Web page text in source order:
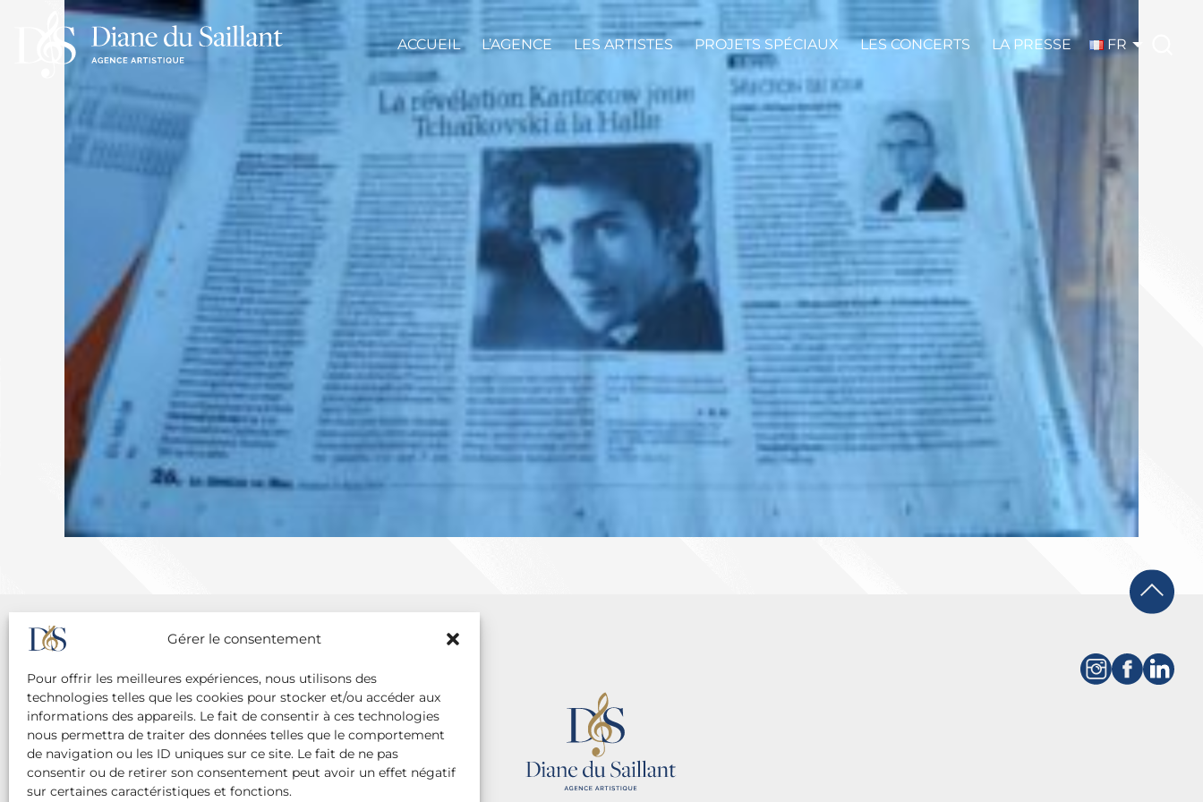
Gérer le consentement
Pour offrir les meilleures expériences, nous utilisons des
technologies telles que les cookies pour stocker et/ou accéder aux
informations des appareils. Le fait de consentir à ces technologies
nous permettra de traiter des données telles que le comportement
de navigation ou les ID uniques sur ce site. Le fait de ne pas
consentir ou de retirer son consentement peut avoir un effet négatif
sur certaines caractéristiques et fonctions.
ACCUEIL L’AGENCE LES ARTISTES PROJETS SPÉCIAUX LES CONCERTS LA PRESSE FR
20 cité Malesherbes - 75009 Paris
+ 33 (0)1 42 81 38 21
+ 33 (0)6 13 42 22 52
dianedusaillant@gmail.com
Mentions légales Politique de confidentialité